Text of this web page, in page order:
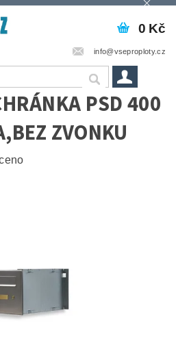
info@vseproploty.cz
0 Kč
PSD 400
ZVONKU